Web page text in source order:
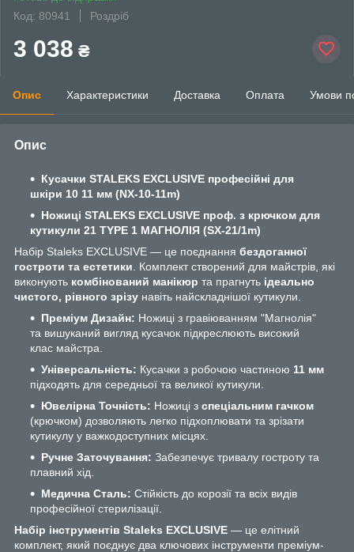
Код: 80941
Роздріб
3 038 ₴
Опис Характеристики Доставка Оплата Умови
Опис
Кусачки STALEKS EXCLUSIVE професійні для
шкіри 10 11 мм (NX-10-11m)
Ножиці STALEKS EXCLUSIVE проф. з крючком для
кутикули 21 TYPE 1 МАГНОЛІЯ (SX-21/1m)
Набір Staleks EXCLUSIVE — це поєднання бездоганної
гостроти та естетики . Комплект створений для майстрів, які
виконують комбінований манікюр та прагнуть ідеально
чистого, рівного зрізу навіть найскладнішої кутикули.
Преміум Дизайн: Ножиці з гравіюванням "Магнолія"
та вишуканий вигляд кусачок підкреслюють високий
клас майстра.
Універсальність: Кусачки з робочою частиною 11 мм
підходять для середньої та великої кутикули.
Ювелірна Точність: Ножиці з спеціальним гачком
(крючком) дозволяють легко підхоплювати та зрізати
кутикулу у важкодоступних місцях.
Ручне Заточування: Забезпечує тривалу гостроту та
плавний хід.
Медична Сталь: Стійкість до корозії та всіх видів
професійної стерилізації.
Набір інструментів Staleks EXCLUSIVE — це елітний
комплект, який поєднує два ключових інструменти преміум-